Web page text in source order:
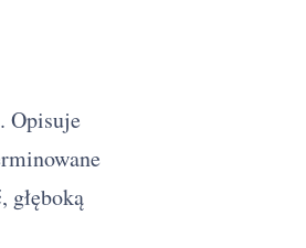
Opisuje
głęboką